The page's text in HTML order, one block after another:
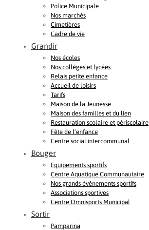
Police Municipale
Nos marchés
Cimetières
Cadre de vie
Grandir
Nos écoles
Nos collèges et lycées
Relais petite enfance
Accueil de loisirs
Tarifs
Maison de la Jeunesse
Maison des familles et du lien
Restauration scolaire et périscolaire
Fête de l’enfance
Centre social intercommunal
Bouger
Equipements sportifs
Centre Aquatique Communautaire
Nos grands évènements sportifs
Associations sportives
Centre Omnisports Municipal
Sortir
Pamparina